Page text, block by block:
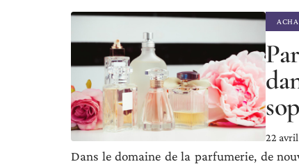
22
Dans le domaine de la parfumerie, de